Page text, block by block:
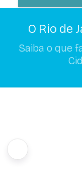
O Rio de
Saiba o que